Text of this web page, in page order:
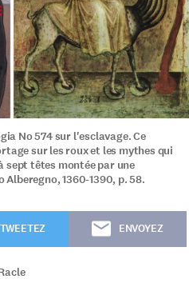
No 574 sur l'esclavage. Ce
sur les roux et les mythes qui
sept têtes montée par une
1360-1390, p. 58.
TWEETEZ ENVOYEZ